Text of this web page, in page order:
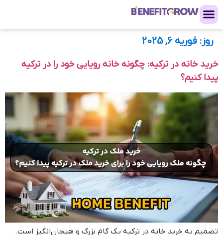
روز: فوریه 6, 2025
خرید خانه در ترکیه: چگونه خانه رویایی خود را در ترکیه
پیدا کنیم؟
تصمیم به خرید خانه در ترکیه یک گام بزرگ و هیجان‌انگیز است.